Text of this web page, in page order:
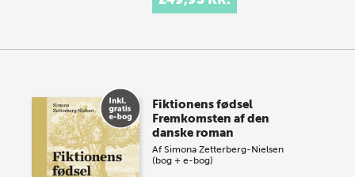
Fiktionens fødsel
Fremkomsten af den
danske roman
AfSimona Zetterberg-Nielsen
(bog + e-bog)